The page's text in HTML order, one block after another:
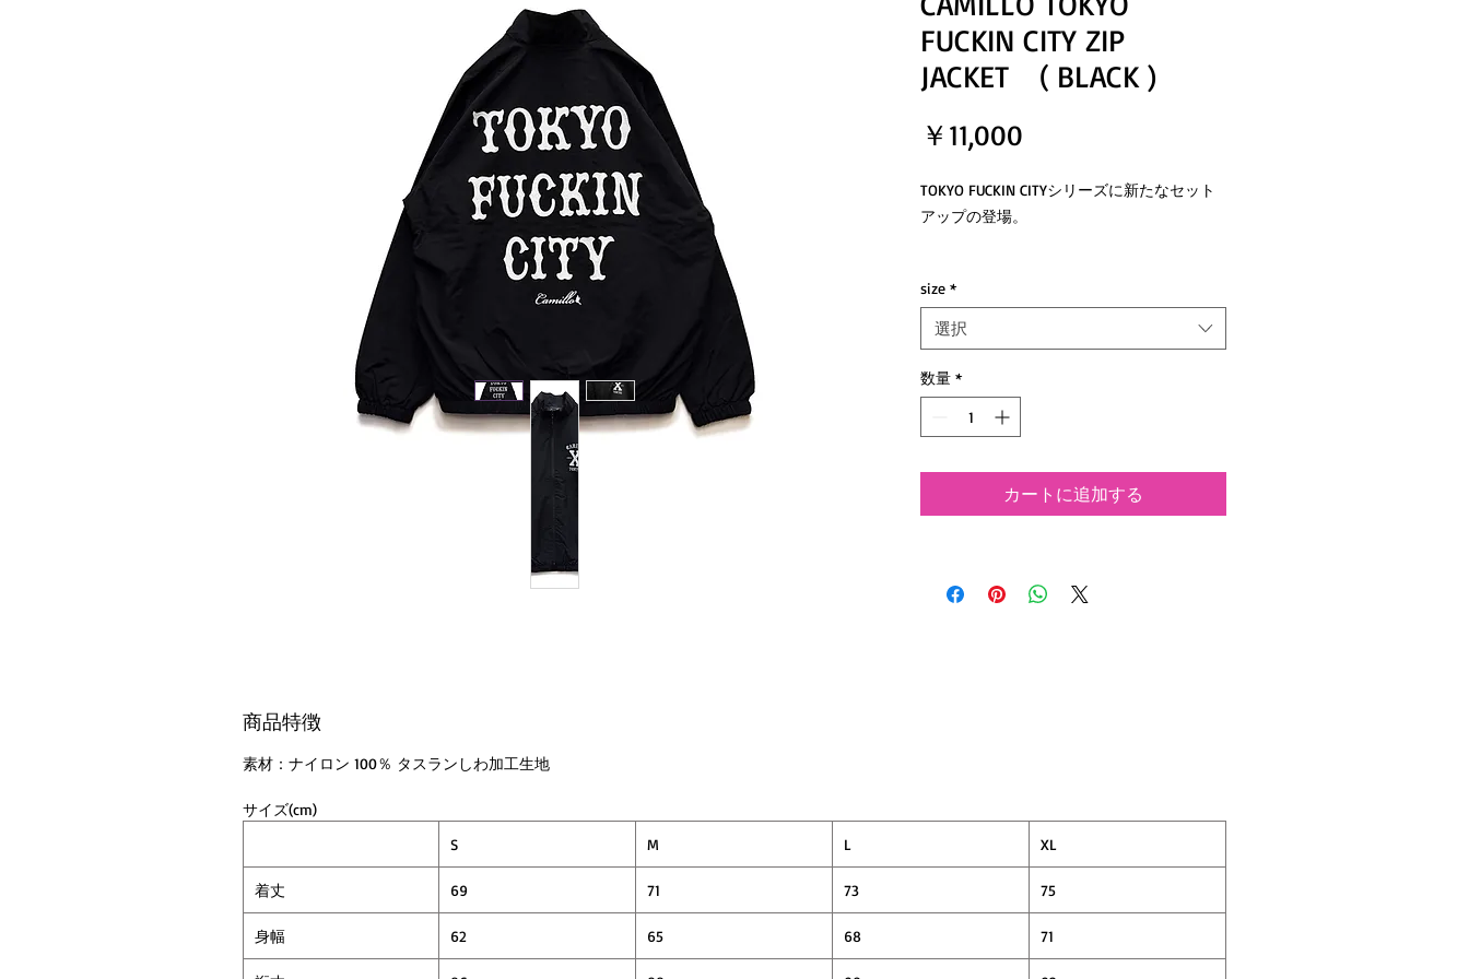
FUCKIN CITY ZIP
JACKET ( BLACK )
￥11,000
TOKYO FUCKIN CITYシリーズに新たなセット
アップの登場。
ップジャケット。
アウトドアや街着としても定番のスタイルと
してご使用頂けます。
春先から夏の涼しい日でもサラッと着れる薄
手の肌触りの良い素材です。
加工をかける」という徹底したこだわりによ
おろしたてでもユーズドライクなこなれ感の
ある、軽快なジャケット。
れないのも魅力です。
ライトオンスでシーズンレスに羽織りとして
長くご使用できるのでオススメ！
size *
選択
数量 *
カートに追加する
商品特徴
素材：ナイロン 100％ タスランしわ加工生地
サイズ(cm)
S
M L XL
着丈 69 71 73 75
身幅 62 65 68 71